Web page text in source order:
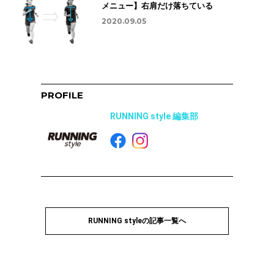
メニュー】右肩だけ落ちている
2020.09.05
PROFILE
RUNNING style 編集部
RUNNING styleの記事一覧へ